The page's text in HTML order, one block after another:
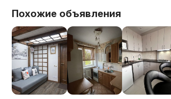
Похожие объявления